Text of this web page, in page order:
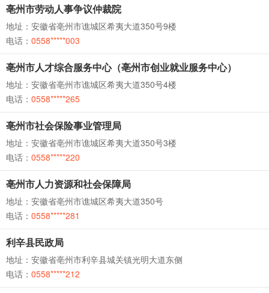
亳州市劳动人事争议仲裁院
地址：安徽省亳州市谯城区希夷大道350号9楼
电话： 0558*****003
亳州市人才综合服务中心（亳州市创业就业服务中心）
地址：安徽省亳州市谯城区希夷大道350号4楼
电话： 0558*****265
亳州市社会保险事业管理局
地址：安徽省亳州市谯城区希夷大道350号3楼
电话： 0558*****220
亳州市人力资源和社会保障局
地址：安徽省亳州市谯城区希夷大道350号
电话： 0558*****281
利辛县民政局
地址：安徽省亳州市利辛县城关镇光明大道东侧
电话： 0558*****212